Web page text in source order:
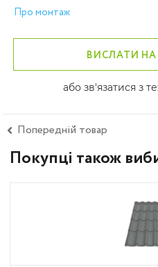
Про монтаж
ВИСЛАТИ НА
або зв'язатися з
Попередній товар
Покупці також